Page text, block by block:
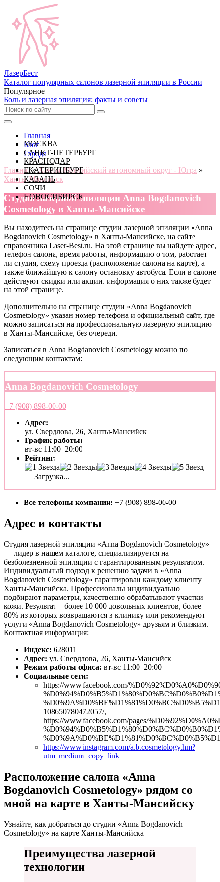
ЛазерБест
Каталог популярных салонов лазерной эпиляции в России
Популярное
Боль и лазерная эпиляция: факты и советы
МОСКВА
САНКТ-ПЕТЕРБУРГ
КРАСНОДАР
ЕКАТЕРИНБУРГ
КАЗАНЬ
СОЧИ
НОВОСИБИРСК
Главная
Блог
Города
Главная » Ханты-Мансийский автономный округ - Югра »
Ханты-Мансийск
Cтудия лазерной эпиляции Anna Bogdanovich
Cosmetology в Ханты-Мансийске
Вы находитесь на странице студии лазерной эпиляции «Anna
Bogdanovich Cosmetology» в Ханты-Мансийске, на сайте
справочника Laser-Best.ru. На этой странице вы найдете адрес,
телефон салона, время работы, информацию о том, работает
ли студия, схему проезда (расположение салона на карте), а
также ближайшую к салону остановку автобуса. Если в салоне
действуют скидки или акции, информация о них также будет
на этой странице.
Дополнительно на странице студии «Anna Bogdanovich
Cosmetology» указан номер телефона и официальный сайт, где
можно записаться на профессиональную лазерную эпиляцию
в Ханты-Мансийске, без очереди.
Записаться в Anna Bogdanovich Cosmetology можно по
следующим контактам:
Anna Bogdanovich Cosmetology
+7 (908) 898-00-00
Адрес:
ул. Свердлова, 26, Ханты-Мансийск
График работы:
вт-вс 11:00–20:00
Рейтинг:
Загрузка...
Все телефоны компании: +7 (908) 898-00-00
Адрес и контакты
Студия лазерной эпиляции «Anna Bogdanovich Cosmetology»
— лидер в нашем каталоге, специализируется на
безболезненной эпиляции с гарантированным результатом.
Индивидуальный подход к решению задачи в «Anna
Bogdanovich Cosmetology» гарантирован каждому клиенту
Ханты-Мансийска. Профессионалы индивидуально
подбирают параметры, качественно обрабатывают участки
кожи. Результат – более 10 000 довольных клиентов, более
80% из которых возвращаются в клинику или рекомендуют
услуги «Anna Bogdanovich Cosmetology» друзьям и близким.
Контактная информация:
Индекс: 628011
Адрес: ул. Свердлова, 26, Ханты-Мансийск
Режим работы офиса: вт-вс 11:00–20:00
Социальные сети:
https://www.facebook.com/
108650780472057/,
https://www.facebook.com/pages/
https://www.instagram.com/a.b.cosmetology.hm?
utm_medium=copy_link
Расположение салона «Anna
Bogdanovich Cosmetology» рядом со
мной на карте в Ханты-Мансийску
Узнайте, как добраться до студии «Anna Bogdanovich
Cosmetology» на карте Ханты-Мансийска
Преимущества лазерной
технологии